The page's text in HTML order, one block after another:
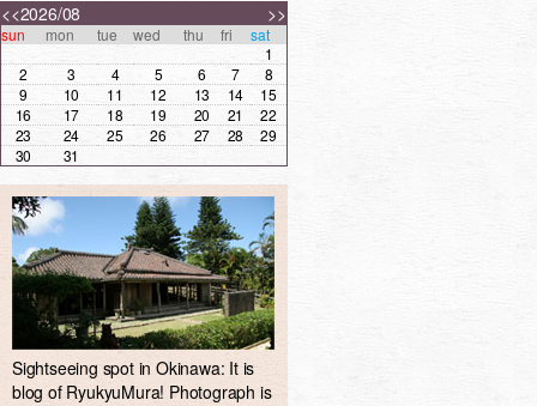
<< >>
2026/08
sun mon tue wed thu fri
sat
1
2
3 4 5 6 7
8
9
10 11 12 13 14
15
16
17 18 19 20 21
22
23
24 25 26 27 28
29
30
31
Sightseeing spot in Okinawa: It is
blog of RyukyuMura! Photograph is